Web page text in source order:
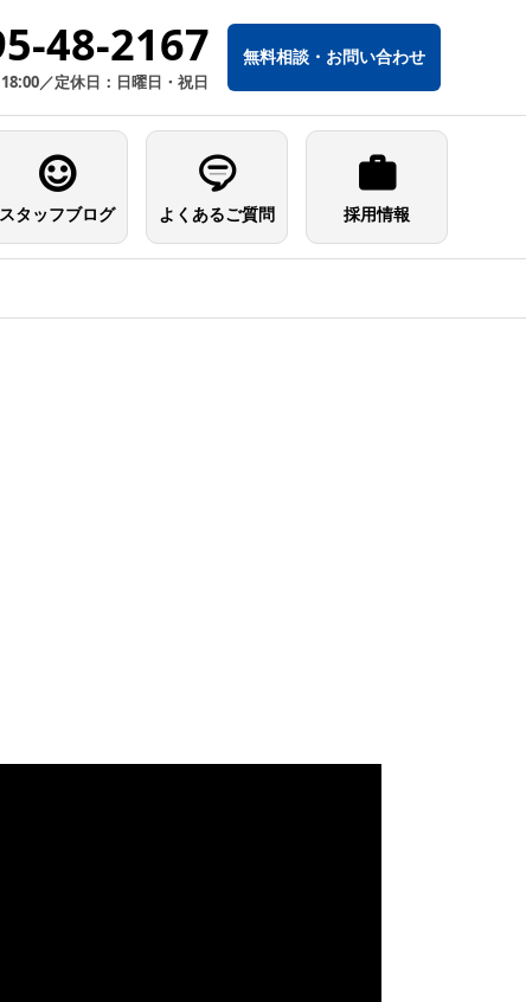
48-2167
／定休日：日曜日・祝日
無料相談・お問い合わせ
スタッフブログ よくあるご質問 採用情報